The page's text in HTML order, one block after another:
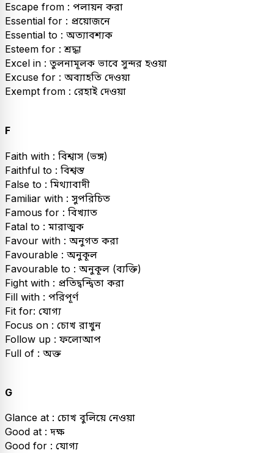
Escape from : পলায়ন করা
Essential for : প্রয়োজনে
Essential to : অত্যাবশ্যক
Esteem for : শ্ৰদ্ধা
Excel in : তুলনামূলক ভাবে সুন্দর হওয়া
Excuse for : অব্যাহতি দেওয়া
Exempt from : রেহাই দেওয়া
F
Faith with : বিশ্বাস (ভঙ্গ)
Faithful to : বিশ্বস্ত
False to : মিথ্যাবাদী
Familiar with : সুপরিচিত
Famous for : বিখ্যাত
Fatal to : মারাত্মক
Favour with : অনুগত করা
Favourable : অনুকূল
Favourable to : অনুকূল (ব্যক্তি)
Fight with : প্রতিদ্বন্দ্বিতা করা
Fill with : পরিপূর্ণ
Fit for: যোগ্য
Focus on : চোখ রাখুন
Follow up : ফলোআপ
Full of : অক্ত
G
Glance at : চোখ বুলিয়ে নেওয়া
Good at : দক্ষ
Good for : যোগ্য